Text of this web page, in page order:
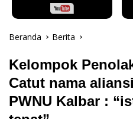
Beranda Berita
Kelompok
Catut nama
PWNU Kalbar :